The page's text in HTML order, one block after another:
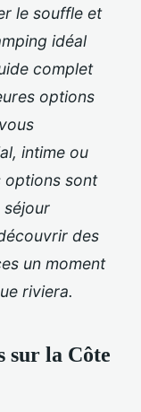
le souffle et
idéal
complet
options
intime ou
options sont
des
un moment
riviera.
sur la Côte